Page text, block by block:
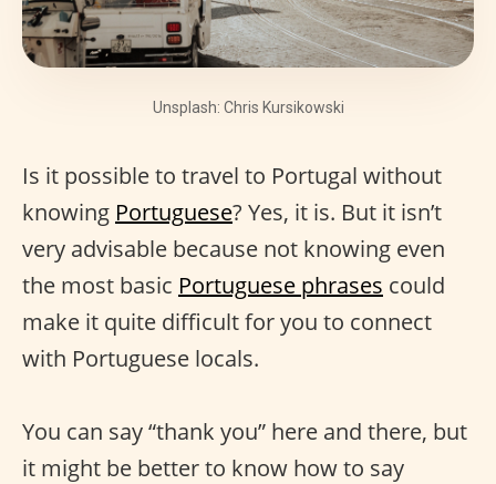
Unsplash: Chris Kursikowski
Is it possible to travel to Portugal without
knowing Portuguese? Yes, it is. But it isn’t
very advisable because not knowing even
the most basic Portuguese phrases could
make it quite difficult for you to connect
with Portuguese locals.
You can say “thank you” here and there, but
it might be better to know how to say